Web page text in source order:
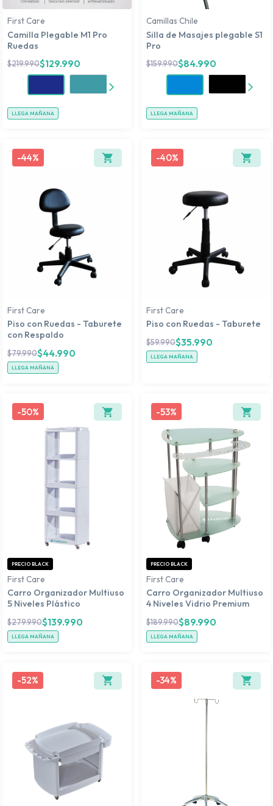
First Care
Camilla Plegable M1 Pro
Ruedas
$219.990$129.990
LLEGA MAÑANA
Camillas Chile
Silla de Masajes plegable S1
Pro
$159.990$84.990
LLEGA MAÑANA
-44%
First Care
Piso con Ruedas - Taburete
con Respaldo
$79.990$44.990
LLEGA MAÑANA
-40%
First Care
Piso con Ruedas - Taburete
$59.990$35.990
LLEGA MAÑANA
-50%
PRECIO BLACK
First Care
Carro Organizador Multiuso
5 Niveles Plástico
$279.990$139.990
LLEGA MAÑANA
-53%
PRECIO BLACK
First Care
Carro Organizador Multiuso
4 Niveles Vidrio Premium
$189.990$89.990
LLEGA MAÑANA
-52% -34%